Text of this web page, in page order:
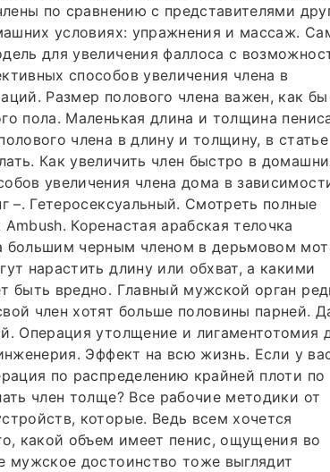
по сравнению с представителями
условиях: упражнения и массаж.
для увеличения фаллоса с
способов увеличения члена в
Размер полового члена важен, как бы
пола. Маленькая длина и толщина
члена в длину и толщину, в статье
Как увеличить член быстро в
увеличения члена дома в
–. Гетеросексуальный. Смотреть полные
Коренастая арабская телочка
большим черным членом в дерьмовом
нарастить длину или обхват, а какими
быть вредно. Главный мужской орган
член хотят больше половины парней.
Операция утолщение и лигаментотомия
Эффект на всю жизнь. Если у
по распределению крайней плоти по
член толще? Все рабочие методики от
которые. Ведь всем хочется
какой объем имеет пенис, ощущения во
мужское достоинство тоже выглядит